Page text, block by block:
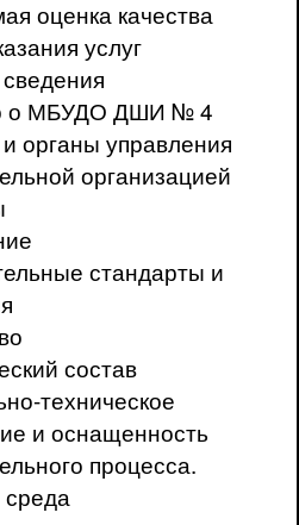
оценка качества
услуг
о МБУДО ДШИ № 4
органы управления
организацией
стандарты и
состав
техническое
и оснащенность
процесса.